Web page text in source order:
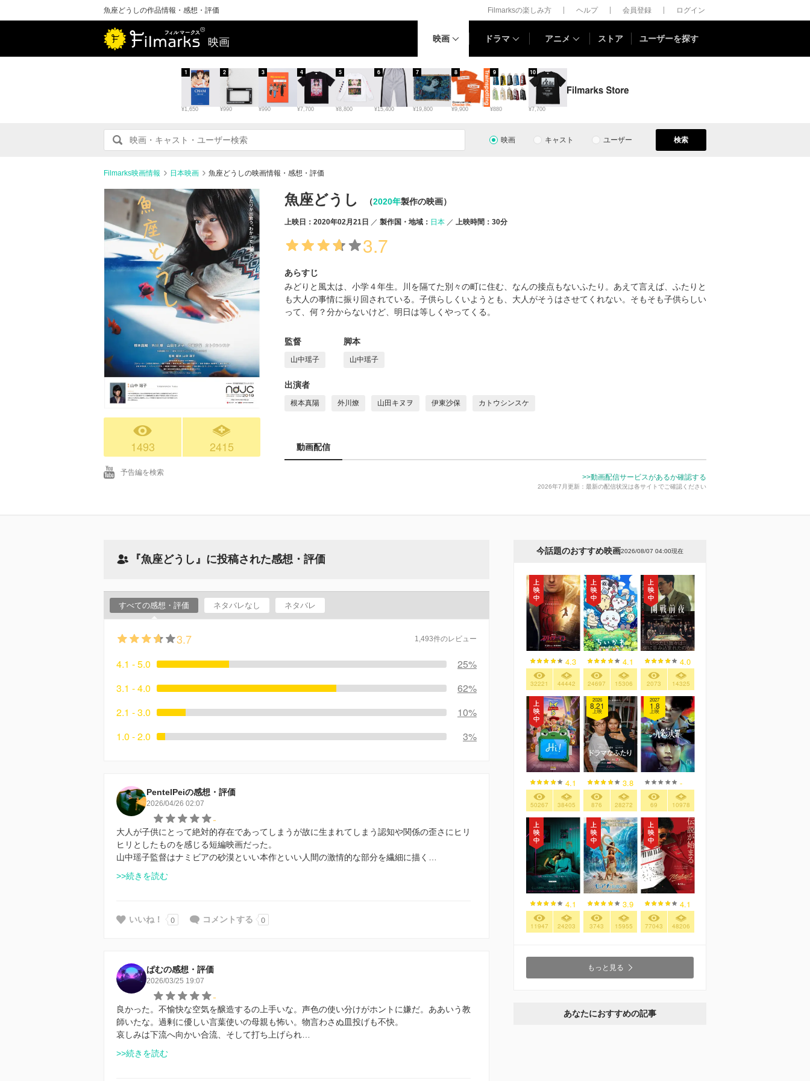
魚座どうしの作品情報・感想・評価 Filmarksの楽しみ方 ヘルプ 会員登録 ログイン
映画 映画 ドラマ アニメ ストア ユーザーを探す
¥1,650
1
¥990
2
¥990
3
¥7,700
4
¥8,800
5
¥15,400
6
¥19,800
7
¥9,900
8
¥880
9
¥7,700
10
映画 キャスト ユーザー 検索
Filmarks映画情報 日本映画 魚座どうしの映画情報・感想・評価
1493 2415
予告編を検索
魚座どうし （2020年製作の映画）
上映日：2020年02月21日 製作国・地域： 日本 上映時間：30分
3.7
あらすじ
みどりと風太は、小学４年生。川を隔てた別々の町に住む、なんの接点もないふたり。あえて言えば、ふたりと
も大人の事情に振り回されている。子供らしくいようとも、大人がそうはさせてくれない。そもそも子供らしい
って、何？分からないけど、明日は等しくやってくる。
監督
山中瑶子
脚本
山中瑶子
出演者
根本真陽 外川燎 山田キヌヲ 伊東沙保 カトウシンスケ
動画配信
>>動画配信サービスがあるか確認する
2026年7月更新：最新の配信状況は各サイトでご確認ください
『魚座どうし』に投稿された感想・評価
すべての感想・評価 ネタバレなし ネタバレ
3.7 1,493件のレビュー
4.1 - 5.0
25%
3.1 - 4.0
62%
2.1 - 3.0
10%
1.0 - 2.0
3%
PentelPeiの感想・評価
2026/04/26 02:07
-
大人が子供にとって絶対的存在であってしまうが故に生まれてしまう認知や関係の歪さにヒリ
ヒリとしたものを感じる短編映画だった。
山中瑶子監督はナミビアの砂漠といい本作といい人間の激情的な部分を繊細に描く…
>>続きを読む
いいね！ 0 コメントする 0
ぱむの感想・評価
2026/03/25 19:07
-
良かった。不愉快な空気を醸造するの上手いな。声色の使い分けがホントに嫌だ。ああいう教
師いたな。過剰に優しい言葉使いの母親も怖い。物言わさぬ皿投げも不快。
哀しみは下流へ向かい合流、そして打ち上げられ…
>>続きを読む
今話題のおすすめ映画2026/08/07 04:00現在
4.3
32221 44442
4.1
24697 15306
4.0
2073 14325
4.1
50267 38405
2026
8.21
上映
3.8
876 28272
2027
1.8
上映
-
69 10978
4.1
11947 24203
3.9
3743 15955
4.1
77043 48206
もっと見る
あなたにおすすめの記事